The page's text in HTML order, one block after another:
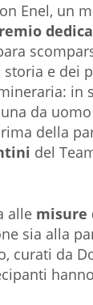
Enel, un
e dei
in
da
della
del
alle misure
sia alla
curati da